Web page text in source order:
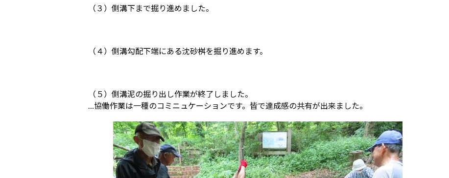
（３）側溝下まで掘り進めました。
（４）側溝勾配下端にある沈砂桝を掘り進めます。
（５）側溝泥の掘り出し作業が終了しました。
…協働作業は一種のコミニュケーションです。皆で達成感の共有が出来ました。